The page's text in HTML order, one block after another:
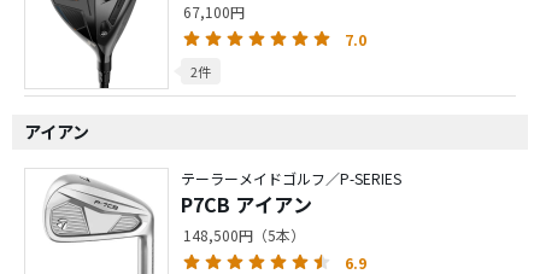
67,100円
7.0
2件
アイアン
テーラーメイドゴルフ／P-SERIES
P7CB アイアン
148,500円（5本）
6.9